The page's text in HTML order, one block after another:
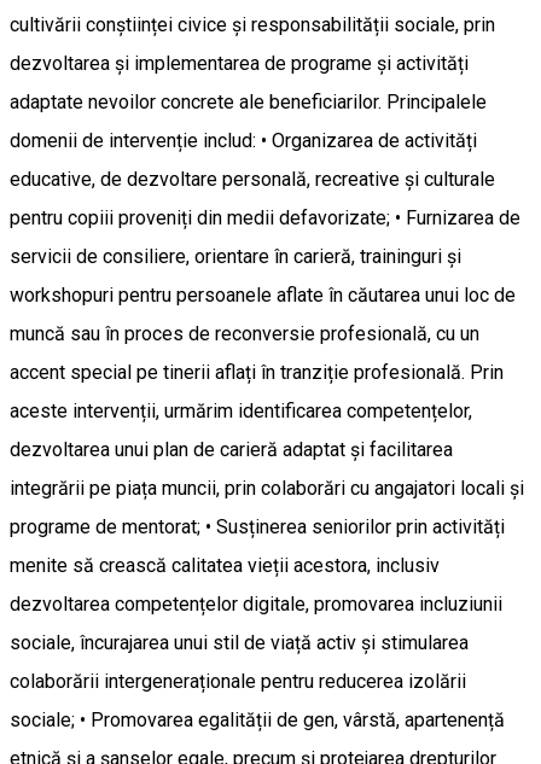
cultivării conștiinței civice și responsabilității sociale, prin
dezvoltarea și implementarea de programe și activități
adaptate nevoilor concrete ale beneficiarilor. Principalele
domenii de intervenție includ: • Organizarea de activități
educative, de dezvoltare personală, recreative și culturale
pentru copiii proveniți din medii defavorizate; • Furnizarea de
servicii de consiliere, orientare în carieră, traininguri și
workshopuri pentru persoanele aflate în căutarea unui loc de
muncă sau în proces de reconversie profesională, cu un
accent special pe tinerii aflați în tranziție profesională. Prin
aceste intervenții, urmărim identificarea competențelor,
dezvoltarea unui plan de carieră adaptat și facilitarea
integrării pe piața muncii, prin colaborări cu angajatori locali și
programe de mentorat; • Susținerea seniorilor prin activități
menite să crească calitatea vieții acestora, inclusiv
dezvoltarea competențelor digitale, promovarea incluziunii
sociale, încurajarea unui stil de viață activ și stimularea
colaborării intergeneraționale pentru reducerea izolării
sociale; • Promovarea egalității de gen, vârstă, apartenență
etnică și a șanselor egale, precum și protejarea drepturilor